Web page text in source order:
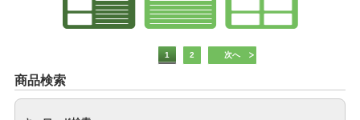
1 2 次へ
商品検索